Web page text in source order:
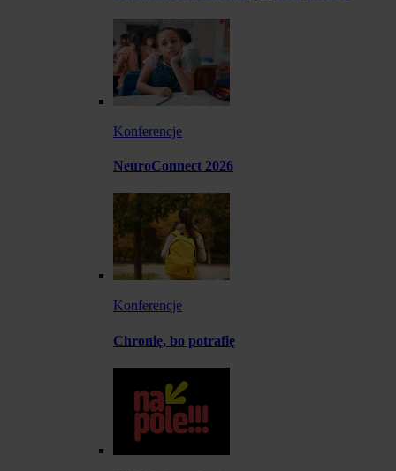
Konferencje
NeuroConnect 2026
Konferencje
Chronię, bo potrafię